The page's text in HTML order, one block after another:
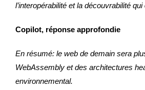
l’interopérabilité et la découvrabilité qui
Copilot, réponse approfondie
En résumé: le web de demain sera
WebAssembly et des architectures
environnemental.